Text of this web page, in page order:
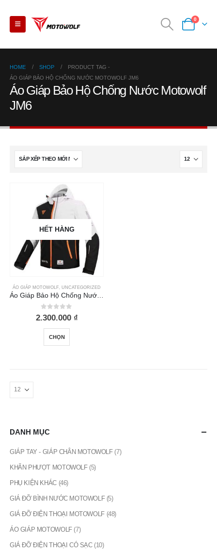
0
HOME SHOP
PRODUCT TAG -
ÁO GIÁP BẢO HỘ CHỐNG NƯỚC MOTOWOLF JM6
Áo Giáp Bảo Hộ Chống Nước Motowolf
JM6
HẾT HÀNG
ÁO GIÁP MOTOWOLF UNCATEGORIZED
0out of 5
2.300.000 ₫
CHỌN
thể
chọn
phẩm
DANH MỤC
GIÁP TAY - GIÁP CHÂN MOTOWOLF (7)
KHĂN PHƯỢT MOTOWOLF (5)
PHỤ KIỆN KHÁC (46)
GIÁ ĐỠ BÌNH NƯỚC MOTOWOLF (5)
GIÁ ĐỠ ĐIỆN THOẠI MOTOWOLF (48)
ÁO GIÁP MOTOWOLF (7)
GIÁ ĐỠ ĐIỆN THOẠI CÓ SẠC (10)